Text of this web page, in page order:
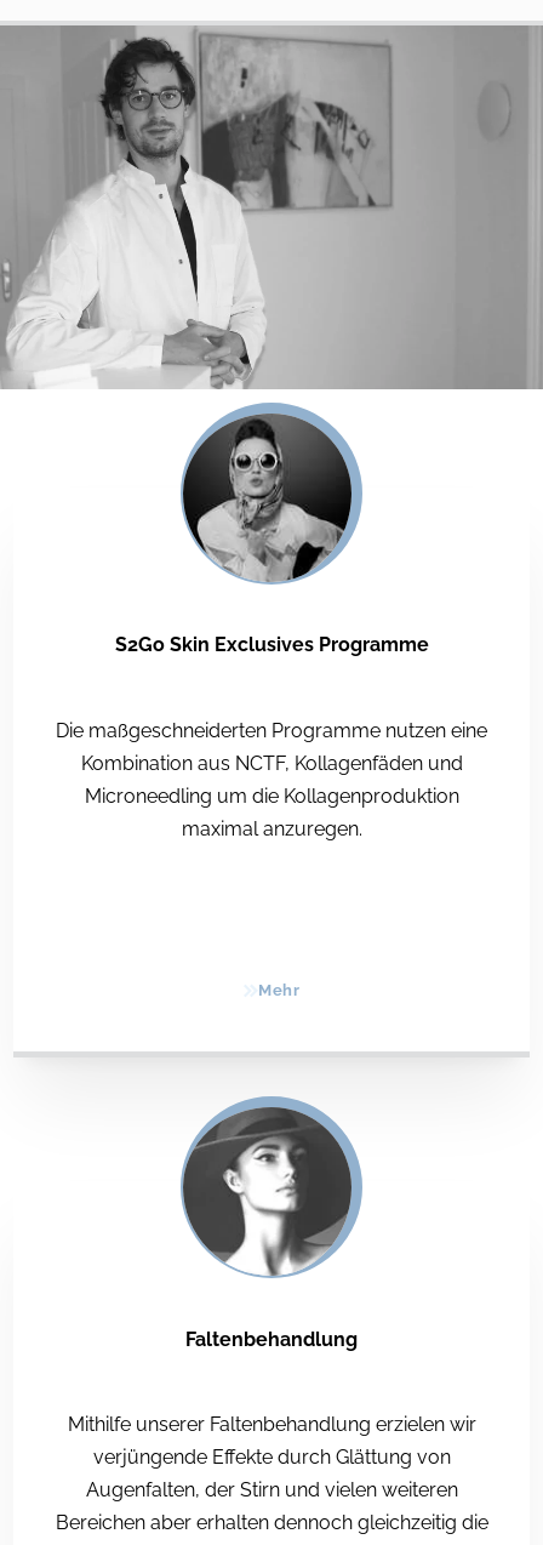
S2Go Skin Exclusives Programme
Die maßgeschneiderten Programme nutzen eine
Kombination aus NCTF, Kollagenfäden und
Microneedling um die Kollagenproduktion
maximal anzuregen.
Mehr
Faltenbehandlung
Mithilfe unserer Faltenbehandlung erzielen wir
verjüngende Effekte durch Glättung von
Augenfalten, der Stirn und vielen weiteren
Bereichen aber erhalten dennoch gleichzeitig die